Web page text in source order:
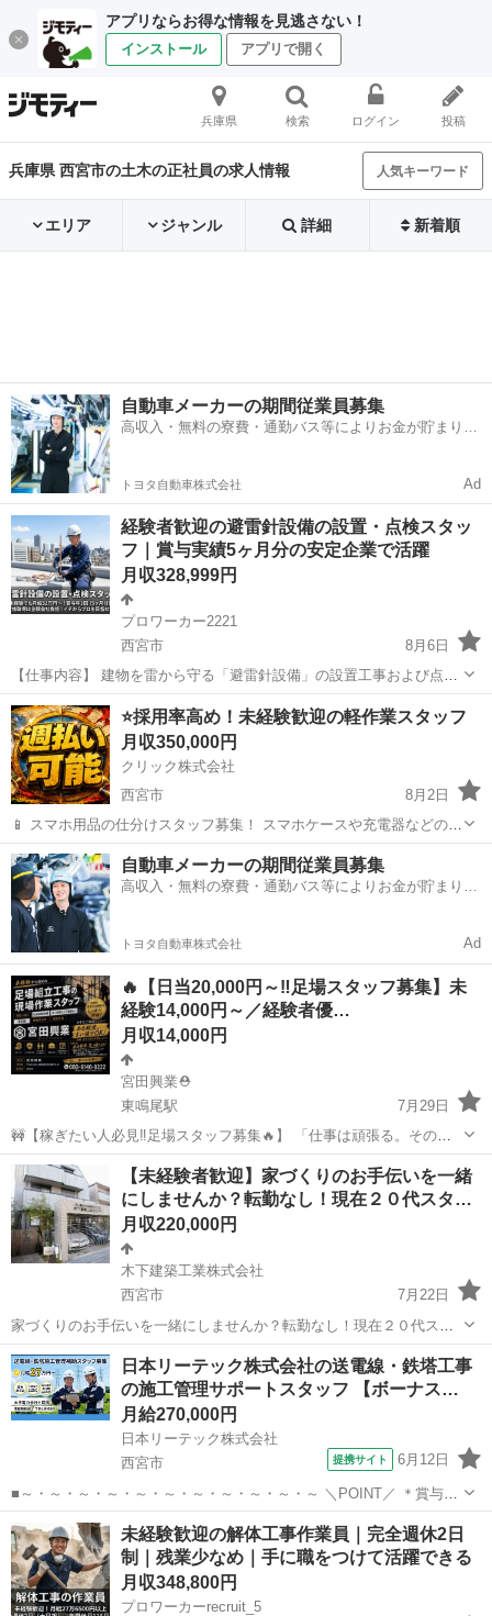
アプリならお得な情報を見逃さない！
インストール アプリで開く
兵庫県 検索 ログイン 投稿
兵庫県 西宮市の土木の正社員の求人情報 人気キーワード
エリア ジャンル 詳細 新着順
自動車メーカーの期間従業員募集
高収入・無料の寮費・通勤バス等によりお金が貯まりや
トヨタ自動車株式会社 Ad
経験者歓迎の避雷針設備の設置・点検スタッ
フ｜賞与実績5ヶ月分の安定企業で活躍
月収328,999円
プロワーカー2221
西宮市
8月6日
【仕事内容】 建物を雷から守る「避雷針設備」の設置工事および点検
業務を担当していただきます。 避雷針は、ビルや商業施設、工場、公
共施設などの安全を守るために欠かせない設備です。社会インフラを
支える専門性の高い仕事であ...
兵庫 西宮市 その他 未経験
⭐採用率高め！未経験歓迎の軽作業スタッフ
月収350,000円
クリック株式会社
西宮市
8月2日
📱 スマホ用品の仕分けスタッフ募集！ スマホケースや充電器などの仕
分け・検品を行うシンプルなお仕事です♪
━━━━━━━━━━━━━━━━ 📲 ご応募はこちら（24時間受付
中） https://lin.ee/...
兵庫 西宮市 その他
自動車メーカーの期間従業員募集
高収入・無料の寮費・通勤バス等によりお金が貯まりや
トヨタ自動車株式会社 Ad
🔥【日当20,000円～‼️足場スタッフ募集】未
経験14,000円～／経験者優…
月収14,000円
宮田興業⛑️
東鳴尾駅
7月29日
🚧【稼ぎたい人必見‼️足場スタッフ募集🔥】 「仕事は頑張る。その分
しっかり稼ぎたい。」 そんな人を本気で募集しています！ 💰日当 ✅未
経験：14,000円～ ✅経験者：20,000円～ ※経験・能力に応じて優遇！
📍勤...
兵庫 西宮市 東鳴尾駅 鳶職 足場
【未経験者歓迎】家づくりのお手伝いを一緒
にしませんか？転勤なし！現在２０代スタ…
月収220,000円
木下建築工業株式会社
西宮市
7月22日
家づくりのお手伝いを一緒にしませんか？転勤なし！現在２０代スタ
ッフ数名在職中！ 【応募先企業名】木下建築工業株式会社 【雇用形
態】正社員 【職種】その他の建築・設備・土木・工事系 【応募資格】
・日本語ネイティブレベルの方...
兵庫 西宮市 その他
日本リーテック株式会社の送電線・鉄塔工事
の施工管理サポートスタッフ 【ボーナス…
月給270,000円
日本リーテック株式会社
西宮市
提携サイト 6月12日
■～・～・～・～・～・～・～・～・～・～・～ ＼POINT／ ＊賞与5
ヶ月分 ＊年間休日125日 ＊大手電力各社が主要取引先！ ＊じっくり育
てる研修制度あり！ ＊一生モノの国家資格取得を手厚くサポート！
～・～・～・～・...
兵庫 西宮市 施工管理
未経験歓迎の解体工事作業員｜完全週休2日
制｜残業少なめ｜手に職をつけて活躍できる
月収348,800円
プロワーカーrecruit_5